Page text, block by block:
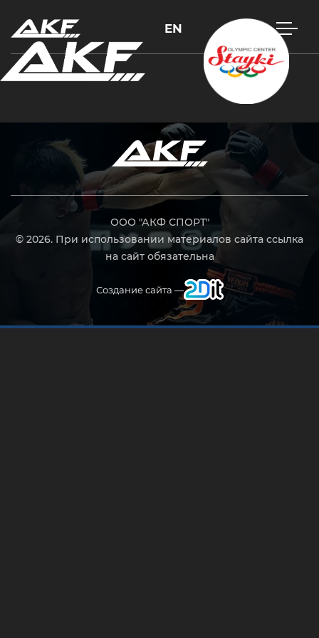
EN
ООО "АКФ СПОРТ"
© 2026. При использовании материалов сайта ссылка
на сайт обязательна
Создание сайта —
Нажмите Enter для поиска или Esc, чтобы закрыть